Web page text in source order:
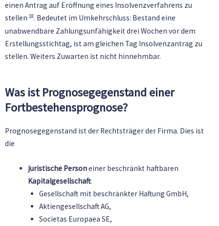
einen Antrag auf Eröffnung eines Insolvenzverfahrens zu
stellen 18. Bedeutet im Umkehrschluss: Bestand eine
unabwendbare Zahlungsunfähigkeit drei Wochen vor dem
Erstellungsstichtag, ist am gleichen Tag Insolvenzantrag zu
stellen. Weiters Zuwarten ist nicht hinnehmbar.
Was ist Prognosegegenstand einer
Fortbestehensprognose?
Prognosegegenstand ist der Rechtsträger der Firma. Dies ist
die
juristische Personeiner beschränkt haftbaren
Kapitalgesellschaft:
Gesellschaft mit beschränkter Haftung GmbH,
Aktiengesellschaft AG,
Societas Europaea SE,